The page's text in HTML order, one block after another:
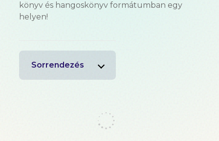
könyv és hangoskönyv formátumban egy
helyen!
Sorrendezés